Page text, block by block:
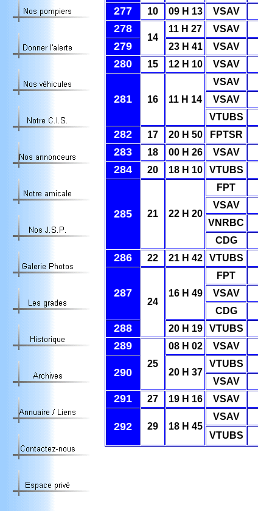
277 10 09 H 13 VSAV
278
14
11 H 27 VSAV
279 23 H 41 VSAV
280 15 12 H 10 VSAV
281 16 11 H 14
VSAV
VSAV
VTUBS
282 17 20 H 50 FPTSR
283 18 00 H 26 VSAV
284 20 18 H 10 VTUBS
285 21 22 H 20
FPT
VSAV
VNRBC
CDG
286 22 21 H 42 VTUBS
287
24
16 H 49
FPT
VSAV
CDG
288 20 H 19 VTUBS
289
25
08 H 02 VSAV
290 20 H 37
VTUBS
VSAV
291 27 19 H 16 VSAV
292 29 18 H 45
VSAV
VTUBS